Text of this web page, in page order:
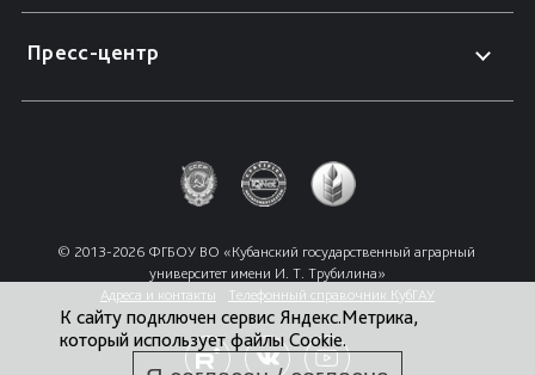
Пресс-центр
© 2013-2026 ФГБОУ ВО «Кубанский государственный аграрный
университет имени И. Т. Трубилина»
Адреса и контакты
Телефонный справочник КубГАУ
К сайту подключен сервис Яндекс.Метрика,
который использует файлы Cookie.